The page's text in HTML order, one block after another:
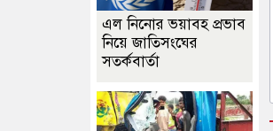
এল নিনোর ভয়াবহ প্রভাব
নিয়ে জাতিসংঘের
সতর্কবার্তা